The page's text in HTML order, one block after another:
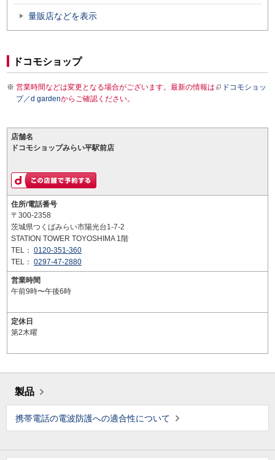
量販店などを表示
ドコモショップ
営業時間などは変更となる場合がございます。最新の情報は
ドコモショッ
プ／d gardenからご確認ください。
店舗名
ドコモショップみらい平駅前店
住所/電話番号
〒300-2358
茨城県つくばみらい市陽光台1-7-2
STATION TOWER TOYOSHIMA 1階
TEL： 0120-351-360
TEL： 0297-47-2880
営業時間
午前9時〜午後6時
定休日
第2木曜
製品
携帯電話の電波防護への適合性について